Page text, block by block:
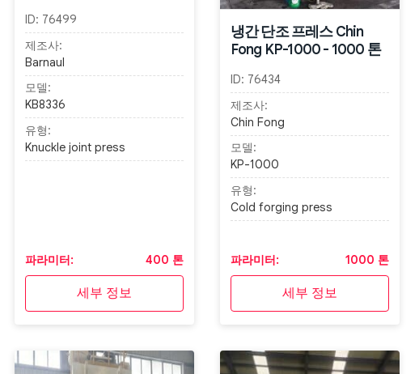
ID: 76499
제조사:
Barnaul
모델:
KB8336
유형:
Knuckle joint press
파라미터: 400 톤
세부 정보
냉간 단조 프레스 Chin
Fong KP-1000 - 1000 톤
ID: 76434
제조사:
Chin Fong
모델:
KP-1000
유형:
Cold forging press
파라미터: 1000 톤
세부 정보